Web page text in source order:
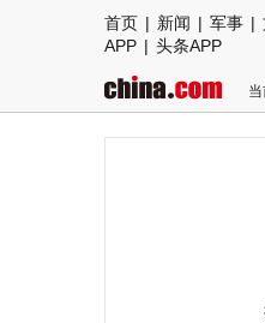
首页 | 新闻 | 军事 |
APP | 头条APP
当